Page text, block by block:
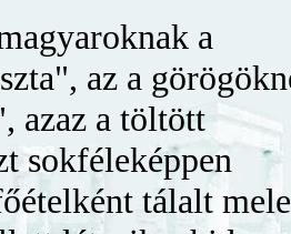
a
az a
azaz a töltött
sokféleképpen
tálalt